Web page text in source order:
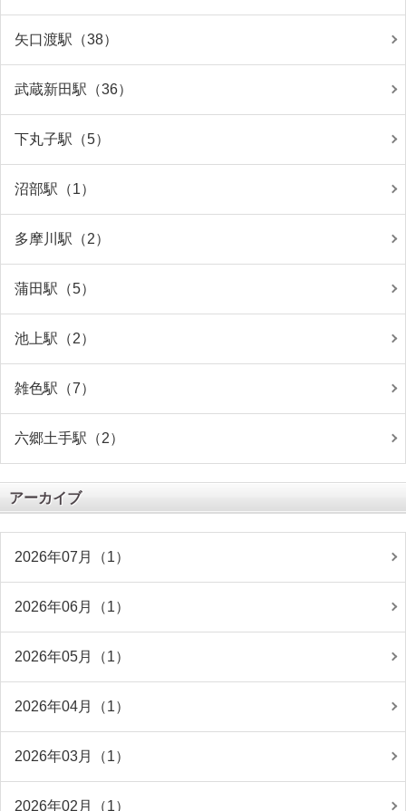
矢口渡駅（38）
武蔵新田駅（36）
下丸子駅（5）
沼部駅（1）
多摩川駅（2）
蒲田駅（5）
池上駅（2）
雑色駅（7）
六郷土手駅（2）
アーカイブ
2026年07月（1）
2026年06月（1）
2026年05月（1）
2026年04月（1）
2026年03月（1）
2026年02月（1）